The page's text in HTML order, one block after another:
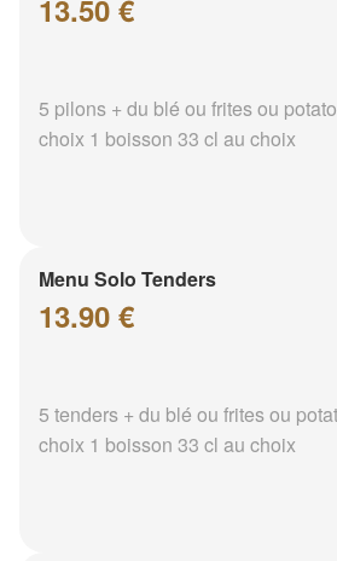
13.50 €
5 pilons + du blé ou frites ou
choix 1 boisson 33 cl au choix
Menu Solo Tenders
13.90 €
5 tenders + du blé ou frites ou
choix 1 boisson 33 cl au choix